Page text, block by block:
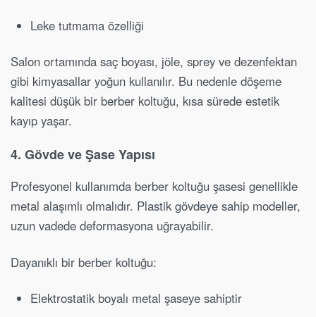
Leke tutmama özelliği
Salon ortamında saç boyası, jöle, sprey ve dezenfektan
gibi kimyasallar yoğun kullanılır. Bu nedenle döşeme
kalitesi düşük bir berber koltuğu, kısa sürede estetik
kayıp yaşar.
4. Gövde ve Şase Yapısı
Profesyonel kullanımda berber koltuğu şasesi genellikle
metal alaşımlı olmalıdır. Plastik gövdeye sahip modeller,
uzun vadede deformasyona uğrayabilir.
Dayanıklı bir berber koltuğu:
Elektrostatik boyalı metal şaseye sahiptir